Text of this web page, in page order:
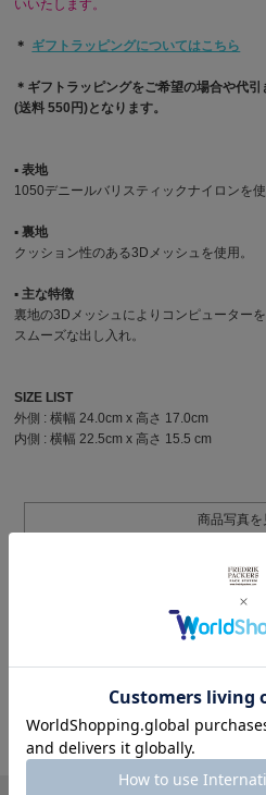
いいたします。
＊ ギフトラッピングについてはこちら
＊ギフトラッピングをご希望の場合や代
(送料 550円)となります。
▪︎ 表地
1050デニールバリスティックナイロンを使
▪︎ 裏地
クッション性のある3Dメッシュを使用。
▪︎ 主な特徴
裏地の3Dメッシュによりコンピューター
スムーズな出し入れ。
SIZE LIST
外側 : 横幅 24.0cm x 高さ 17.0cm
内側 : 横幅 22.5cm x 高さ 15.5 cm
商品写真を
※製品詳細画像は実際の商品とは違う画像を使用し
あわせておす